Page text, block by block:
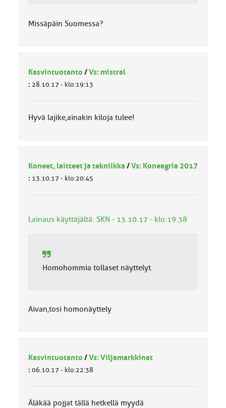
Missäpäin Suomessa?
Kasvintuotanto /Vs: mistral
: 28.10.17 - klo:19:13
Hyvä lajike,ainakin kiloja tulee!
Koneet, laitteet ja tekniikka /Vs: Koneagria 2017
: 13.10.17 - klo:20:45
Lainaus käyttäjältä: SKN - 13.10.17 - klo:19:38
Homohommia tollaset näyttelyt.
Aivan,tosi homonäyttely
Kasvintuotanto /Vs: Viljamarkkinat
: 06.10.17 - klo:22:38
Äläkää pojjat tällä hetkellä myydä